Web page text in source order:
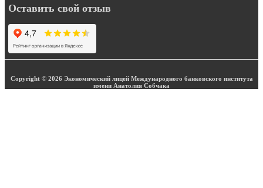
Оставить свой отзыв
Copyright © 2026 Экономический лицей Международного банковского института
имени Анатолия Собчака